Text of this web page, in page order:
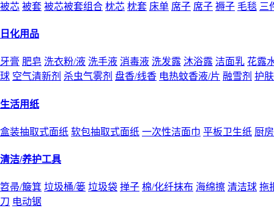
被芯 被套 被芯被套组合 枕芯 枕套 床单 席子 席子 褥子 毛毯 三
日化用品
牙膏 肥皂 洗衣粉/液 洗手液 消毒液 洗发露 沐浴露 洁面乳 花露
球 空气清新剂 杀虫气雾剂 盘香/线香 电热蚊香液/片 融雪剂 护
生活用纸
盒装抽取式面纸 软包抽取式面纸 一次性洁面巾 平板卫生纸 厨
清洁/养护工具
笤帚/簸箕 垃圾桶/篓 垃圾袋 掸子 棉/化纤抹布 海绵擦 清洁球 拖
刀 电动锯